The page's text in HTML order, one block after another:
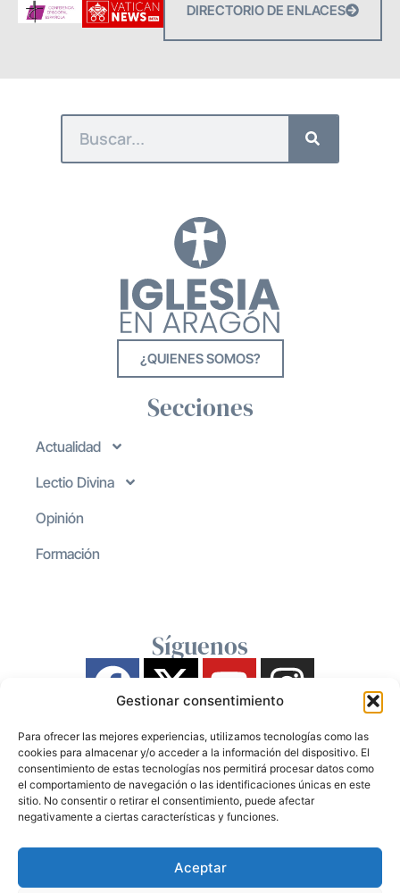
Gestionar consentimiento
Para ofrecer las mejores experiencias, utilizamos tecnologías como las
cookies para almacenar y/o acceder a la información del dispositivo. El
consentimiento de estas tecnologías nos permitirá procesar datos como
el comportamiento de navegación o las identificaciones únicas en este
sitio. No consentir o retirar el consentimiento, puede afectar
negativamente a ciertas características y funciones.
Aceptar
DIRECTORIO DE ENLACES
¿QUIENES SOMOS?
Secciones
Actualidad
Lectio Divina
Opinión
Formación
Síguenos